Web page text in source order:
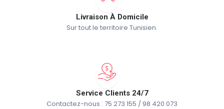
Livraison À Domicile
Sur tout le territoire Tunisien.
Service Clients 24/7
Contactez-nous : 75 273 155 / 98 420 073